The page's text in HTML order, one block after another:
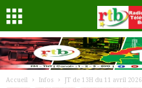
Accueil Infos
JT de 13H du 11 avril 2026